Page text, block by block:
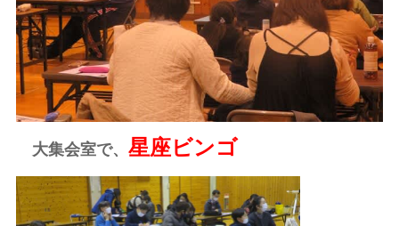
大集会室で、星座ビンゴ